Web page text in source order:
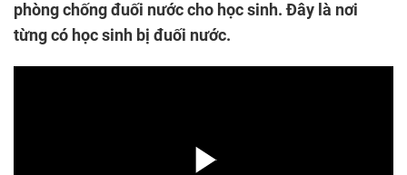
phòng chống đuối nước cho học sinh. Đây là nơi
từng có học sinh bị đuối nước.